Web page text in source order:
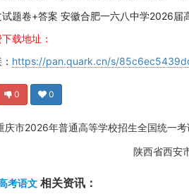
试题卷+答案 安徽合肥一六八中学2026届
载地址：
https://pan.quark.cn/s/
0 0
庆市2026年普通高等学校招生全国统一考
陕西省西安
考语文 相关资讯：